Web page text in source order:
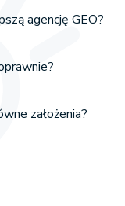
agencję GEO?
założenia?